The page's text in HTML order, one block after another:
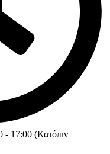
(Κατόπιν